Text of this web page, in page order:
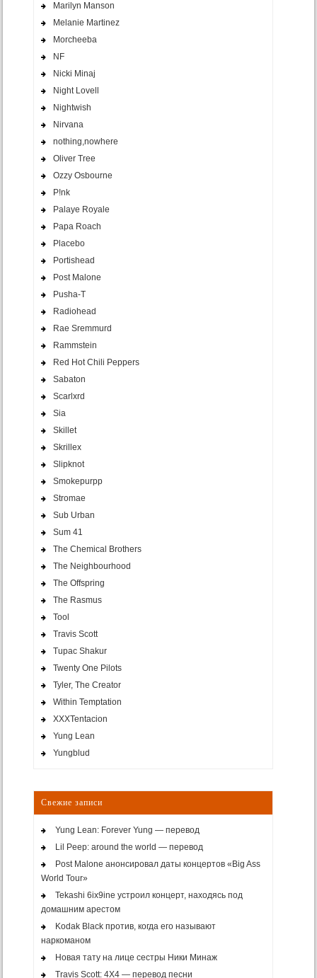
Marilyn Manson
Melanie Martinez
Morcheeba
NF
Nicki Minaj
Night Lovell
Nightwish
Nirvana
nothing,nowhere
Oliver Tree
Ozzy Osbourne
P!nk
Palaye Royale
Papa Roach
Placebo
Portishead
Post Malone
Pusha-T
Radiohead
Rae Sremmurd
Rammstein
Red Hot Chili Peppers
Sabaton
Scarlxrd
Sia
Skillet
Skrillex
Slipknot
Smokepurpp
Stromae
Sub Urban
Sum 41
The Chemical Brothers
The Neighbourhood
The Offspring
The Rasmus
Tool
Travis Scott
Tupac Shakur
Twenty One Pilots
Tyler, The Creator
Within Temptation
XXXTentacion
Yung Lean
Yungblud
Свежие записи
Yung Lean: Forever Yung — перевод
Lil Peep: around the world — перевод
Post Malone анонсировал даты концертов «Big Ass
World Tour»
Tekashi 6ix9ine устроил концерт, находясь под
домашним арестом
Kodak Black против, когда его называют
наркоманом
Новая тату на лице сестры Ники Минаж
Travis Scott: 4X4 — перевод песни